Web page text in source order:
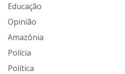
Educação
Opinião
Amazônia
Polícia
Política